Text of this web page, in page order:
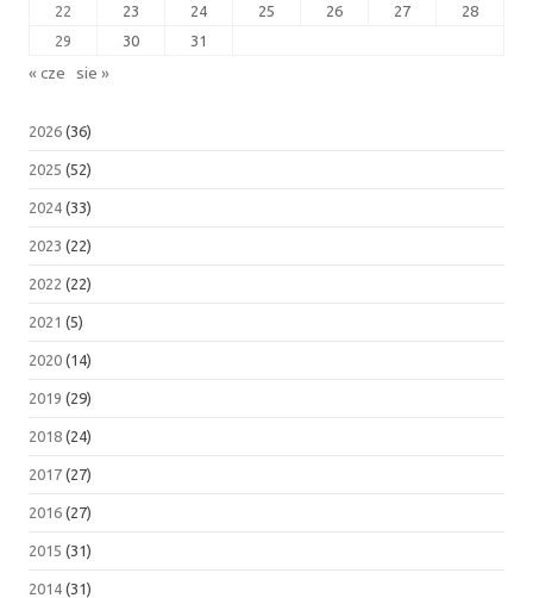
22
23 24 25 26 27
28
29
30 31
« cze sie »
2026 (36)
2025 (52)
2024 (33)
2023 (22)
2022 (22)
2021 (5)
2020 (14)
2019 (29)
2018 (24)
2017 (27)
2016 (27)
2015 (31)
2014 (31)